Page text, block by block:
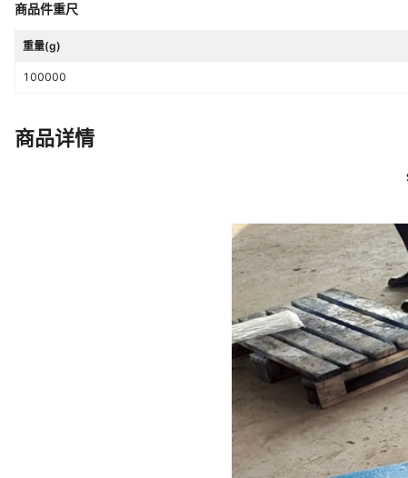
商品件重尺
重量(g)
100000
商品详情